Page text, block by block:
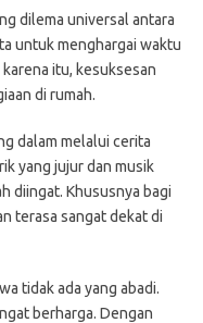
dilema universal antara
untuk menghargai waktu
itu, kesuksesan
di rumah.
dalam melalui cerita
yang jujur dan musik
diingat. Khususnya bagi
terasa sangat dekat di
tidak ada yang abadi.
berharga. Dengan